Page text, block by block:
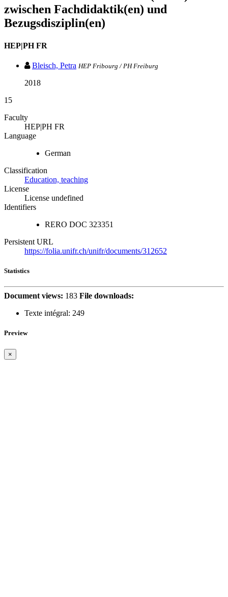
zwischen Fachdidaktik(en) und
Bezugsdisziplin(en)
HEP|PH FR
Bleisch, Petra HEP Fribourg / PH Freiburg
2018
15
Faculty
HEP|PH FR
Language
German
Classification
Education, teaching
License
License undefined
Identifiers
RERO DOC 323351
Persistent URL
https://folia.unifr.ch/unifr/documents/312652
Statistics
Document views: 183 File downloads:
Texte intégral: 249
Preview
×